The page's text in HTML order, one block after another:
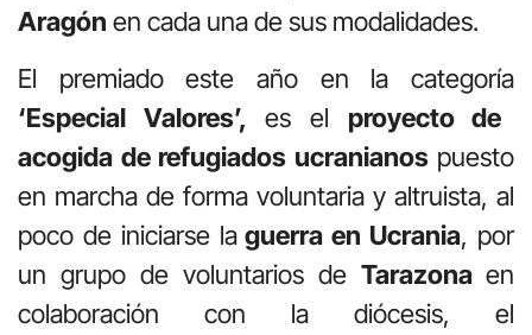
Aragón en cada una de sus modalidades.
El premiado este año en la categoría
‘Especial Valores’, es el proyecto de
acogida de refugiados ucranianospuesto
en marcha de forma voluntaria y altruista, al
poco de iniciarse laguerra en Ucrania, por
un grupo de voluntarios de Tarazona en
colaboración con la diócesis, el